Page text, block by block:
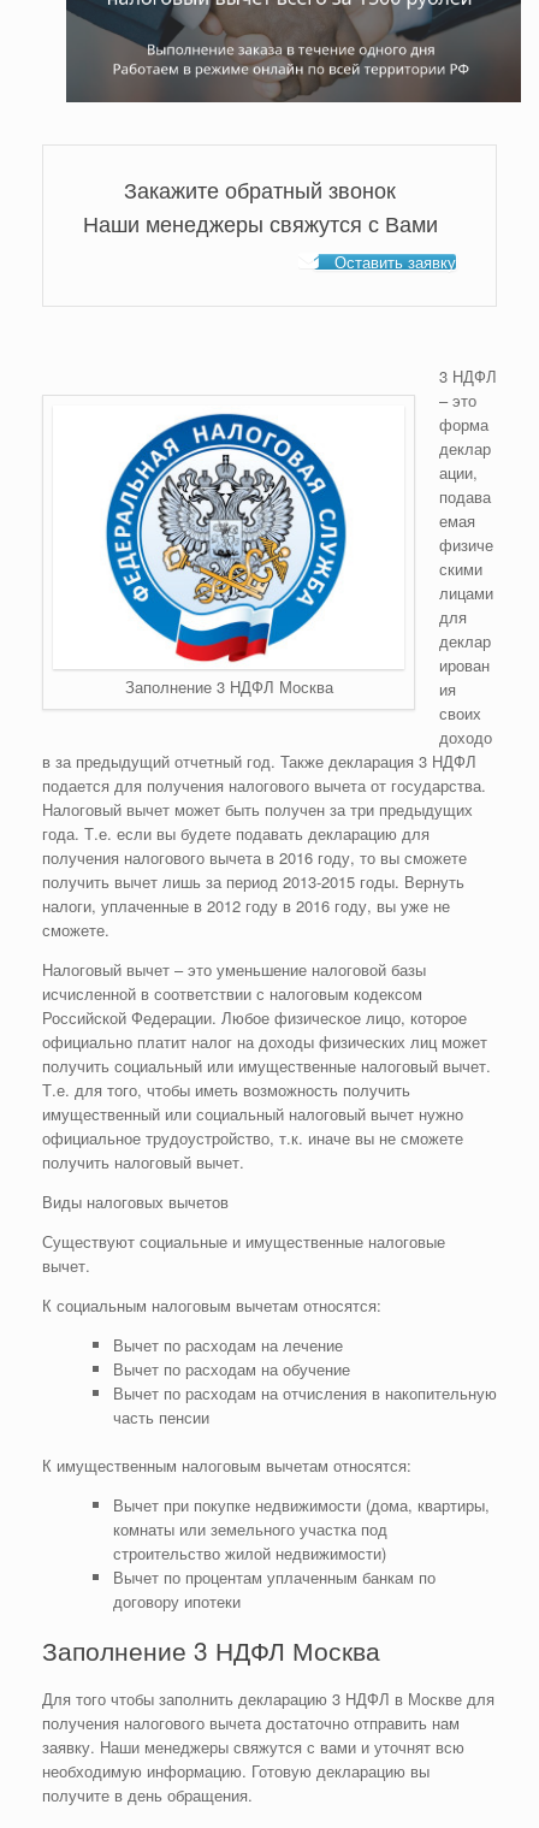
Закажите обратный звонок
Наши менеджеры свяжутся с Вами
Оставить заявку
Заполнение 3 НДФЛ Москва
3 НДФЛ
– это
форма
деклар
ации,
подава
емая
физиче
скими
лицами
для
деклар
ирован
ия
своих
доходо
в за предыдущий отчетный год. Также декларация 3 НДФЛ
подается для получения налогового вычета от государства.
Налоговый вычет может быть получен за три предыдущих
года. Т.е. если вы будете подавать декларацию для
получения налогового вычета в 2016 году, то вы сможете
получить вычет лишь за период 2013-2015 годы. Вернуть
налоги, уплаченные в 2012 году в 2016 году, вы уже не
сможете.
Налоговый вычет – это уменьшение налоговой базы
исчисленной в соответствии с налоговым кодексом
Российской Федерации. Любое физическое лицо, которое
официально платит налог на доходы физических лиц может
получить социальный или имущественные налоговый вычет.
Т.е. для того, чтобы иметь возможность получить
имущественный или социальный налоговый вычет нужно
официальное трудоустройство, т.к. иначе вы не сможете
получить налоговый вычет.
Виды налоговых вычетов
Существуют социальные и имущественные налоговые
вычет.
К социальным налоговым вычетам относятся:
Вычет по расходам на лечение
Вычет по расходам на обучение
Вычет по расходам на отчисления в накопительную
часть пенсии
К имущественным налоговым вычетам относятся:
Вычет при покупке недвижимости (дома, квартиры,
комнаты или земельного участка под
строительство жилой недвижимости)
Вычет по процентам уплаченным банкам по
договору ипотеки
Заполнение 3 НДФЛ Москва
Для того чтобы заполнить декларацию 3 НДФЛ в Москве для
получения налогового вычета достаточно отправить нам
заявку. Наши менеджеры свяжутся с вами и уточнят всю
необходимую информацию. Готовую декларацию вы
получите в день обращения.